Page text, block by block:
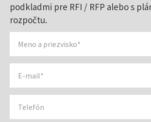
podkladmi pre RFI / RFP alebo s
rozpočtu.